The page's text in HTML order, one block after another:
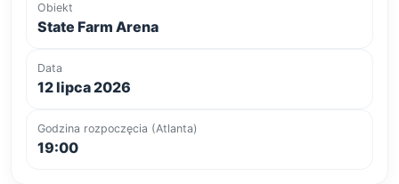
Obiekt
State Farm Arena
Data
12 lipca 2026
Godzina rozpoczęcia (Atlanta)
19:00